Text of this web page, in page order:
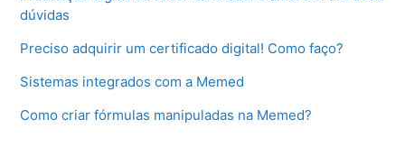
dúvidas
Preciso adquirir um certificado digital! Como faço?
Sistemas integrados com a Memed
Como criar fórmulas manipuladas na Memed?